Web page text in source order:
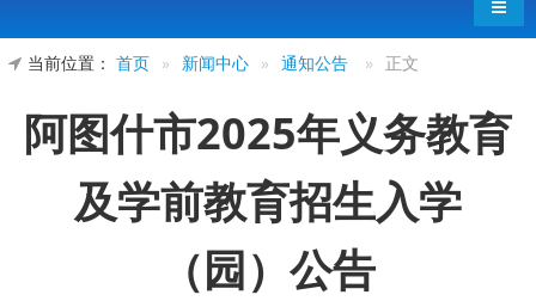
导航
当前位置： 首页 » 新闻中心 » 通知公告 » 正文
阿图什市2025年义务教育
及学前教育招生入学
（园）公告